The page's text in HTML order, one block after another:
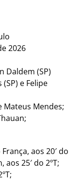
2026
Daldem (SP)
(SP) e Felipe
Mateus Mendes;
aos 20′ do
aos 25′ do 2ºT;